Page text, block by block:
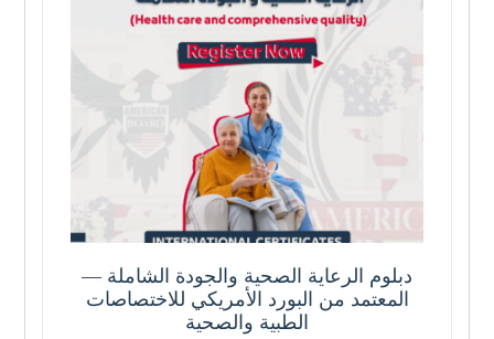
دبلوم الرعاية الصحية والجودة الشاملة —
المعتمد من البورد الأمريكي للاختصاصات
الطبية والصحية